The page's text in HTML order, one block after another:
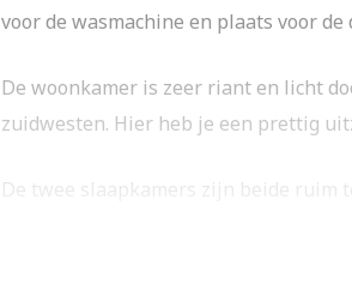
voor de wasmachine en plaats voor de
De woonkamer is zeer riant en licht
zuidwesten. Hier heb je een prettig
De twee slaapkamers zijn beide ruim